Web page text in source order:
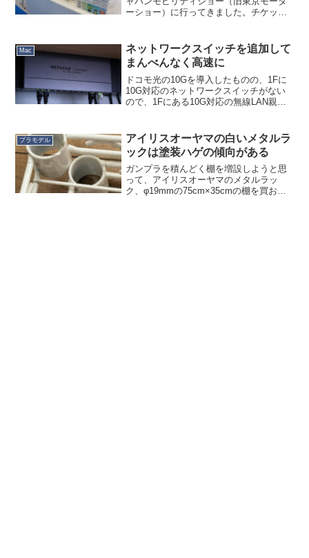
ーショー）に行ってきました。チケット
に会場に入れる）3,500円とあるので...
Mac
ネットワークスイッチを追加して
まんべんなく高速に
ドコモ光の10Gを導入したものの、1Fに
10G対応のネットワークスイッチがない
ので、1Fにある10G対応の無線LAN親機
にもネットワークスイッチを追加するこ
とにし...
プラモデル
アイリスオーヤマの白いメタルラ
ックは塗装ハゲの傾向がある
ガンプラを積んどく棚を増設しようと思
って、アイリスオーヤマのメタルラッ
ク、φ19mmの75cm×35cmの棚を買おう